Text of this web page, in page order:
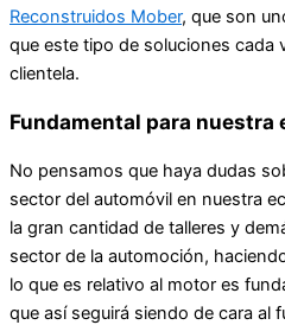
Reconstruidos Mober, que son
que este tipo de soluciones cada
clientela.
Fundamental para nuestra
No pensamos que haya dudas
sector del automóvil en nuestra
la gran cantidad de talleres y
sector de la automoción,
lo que es relativo al motor es
que así seguirá siendo de cara al